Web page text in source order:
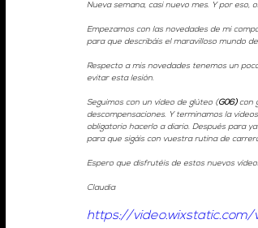
Nueva semana, casi nuevo mes. Y por eso,
Empezamos con las novedades de mi
para que describáis el maravilloso mundo
Respecto a mis novedades tenemos un
evitar esta lesión.
Seguimos con un vídeo de glúteo (G06) con
descompensaciones. Y terminamos la
obligatorio hacerlo a diario. Después para
para que sigáis con vuestra rutina de
Espero que disfrutéis de estos nuevos
Claudia
https://